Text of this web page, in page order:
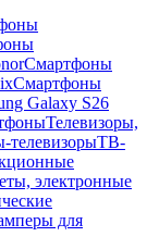
Смартфоны
Смартфоны
Galaxy S26
Телевизоры,
ТВ-
электронные
для